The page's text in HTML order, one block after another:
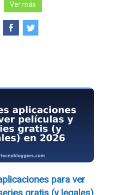
Ver más
para ver